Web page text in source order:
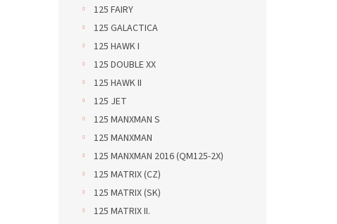
125 FAIRY
125 GALACTICA
125 HAWK I
125 DOUBLE XX
125 HAWK II
125 JET
125 MANXMAN S
125 MANXMAN
125 MANXMAN 2016 (QM125-2X)
125 MATRIX (CZ)
125 MATRIX (SK)
125 MATRIX II.